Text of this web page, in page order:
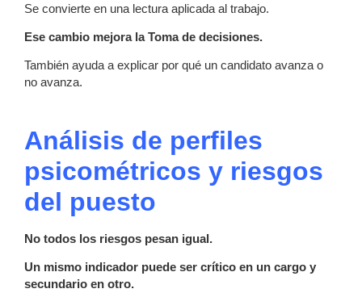
Se convierte en una lectura aplicada al trabajo.
Ese cambio mejora la Toma de decisiones.
También ayuda a explicar por qué un candidato avanza o
no avanza.
Análisis de perfiles
psicométricos y riesgos
del puesto
No todos los riesgos pesan igual.
Un mismo indicador puede ser crítico en un cargo y
secundario en otro.